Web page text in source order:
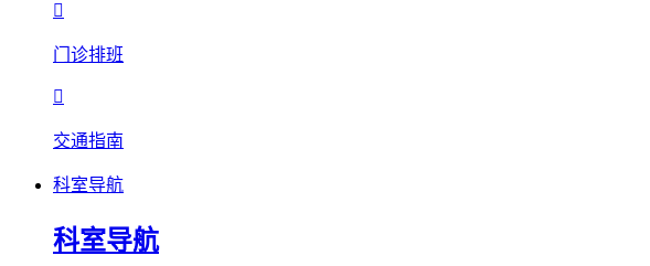

门诊排班

交通指南
科室导航
科室导航